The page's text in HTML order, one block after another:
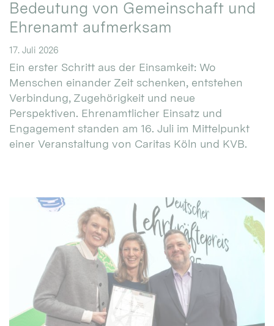
Bedeutung von Gemeinschaft und
Ehrenamt aufmerksam
17. Juli 2026
Ein erster Schritt aus der Einsamkeit: Wo
Menschen einander Zeit schenken, entstehen
Verbindung, Zugehörigkeit und neue
Perspektiven. Ehrenamtlicher Einsatz und
Engagement standen am 16. Juli im Mittelpunkt
einer Veranstaltung von Caritas Köln und KVB.